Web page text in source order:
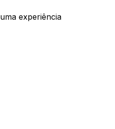
uma experiência